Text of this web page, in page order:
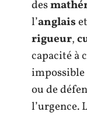
des
l’anglais
rigueur,
capacité à
impossible
ou de
l’urgence.